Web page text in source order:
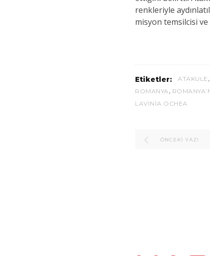
renkleriyle
misyon temsilcisi ve
Etiketler: ATAKULE ,
ROMANYA,
LAVINIA OCHEA
ÖNCEKI YAZI